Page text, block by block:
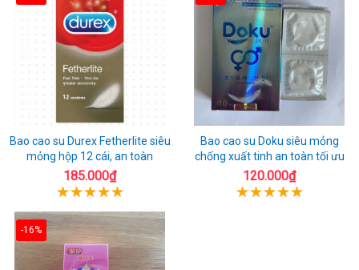
Bao cao su Durex Fetherlite siêu
mỏng hộp 12 cái, an toàn
185.000₫
Bao cao su Doku siêu mỏng
chống xuất tinh an toàn tối ưu
120.000₫
-16%